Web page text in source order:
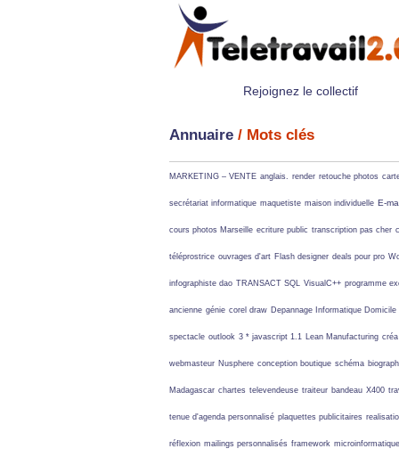
Rejoignez le collectif
Annuaire / Mots clés
MARKETING – VENTE anglais. render retouche photos
secrétariat informatique maquetiste maison individuelle E-
cours photos Marseille ecriture public transcription pas cher
téléprostrice ouvrages d'art Flash designer deals pour pro
infographiste dao TRANSACT SQL VisualC++ programme
ancienne génie corel draw Depannage Informatique Domicile
spectacle outlook 3 * javascript 1.1 Lean Manufacturing créa
webmasteur Nusphere conception boutique schéma
Madagascar chartes televendeuse traiteur bandeau X400
tenue d'agenda personnalisé plaquettes publicitaires
réflexion mailings personnalisés framework microinformatique